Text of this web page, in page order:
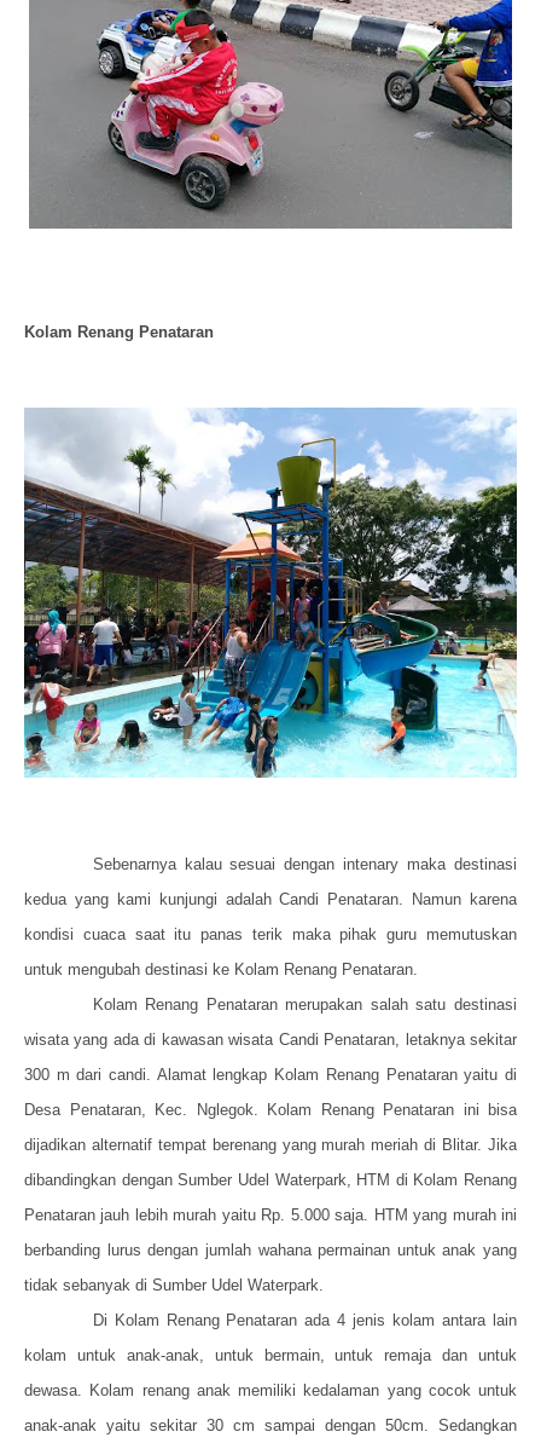
Kolam Renang Penataran
Sebenarnya kalau sesuai dengan intenary maka destinasi
kedua yang kami kunjungi adalah Candi Penataran. Namun karena
kondisi cuaca saat itu panas terik maka pihak guru memutuskan
untuk mengubah destinasi ke Kolam Renang Penataran.
Kolam Renang Penataran merupakan salah satu destinasi
wisata yang ada di kawasan wisata Candi Penataran, letaknya sekitar
300 m dari candi. Alamat lengkap Kolam Renang Penataran yaitu di
Desa Penataran, Kec. Nglegok. Kolam Renang Penataran ini bisa
dijadikan alternatif tempat berenang yang murah meriah di Blitar. Jika
dibandingkan dengan Sumber Udel Waterpark, HTM di Kolam Renang
Penataran jauh lebih murah yaitu Rp. 5.000 saja. HTM yang murah ini
berbanding lurus dengan jumlah wahana permainan untuk anak yang
tidak sebanyak di Sumber Udel Waterpark.
Di Kolam Renang Penataran ada 4 jenis kolam antara lain
kolam untuk anak-anak, untuk bermain, untuk remaja dan untuk
dewasa. Kolam renang anak memiliki kedalaman yang cocok untuk
anak-anak yaitu sekitar 30 cm sampai dengan 50cm. Sedangkan